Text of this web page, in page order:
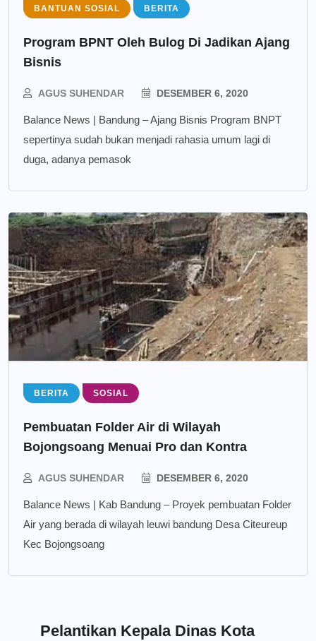
BANTUAN SOSIAL BERITA
Program BPNT Oleh Bulog Di Jadikan Ajang
Bisnis
AGUS SUHENDAR DESEMBER 6, 2020
Balance News | Bandung – Ajang Bisnis Program BNPT
sepertinya sudah bukan menjadi rahasia umum lagi di
duga, adanya pemasok
BERITA SOSIAL
Pembuatan Folder Air di Wilayah
Bojongsoang Menuai Pro dan Kontra
AGUS SUHENDAR DESEMBER 6, 2020
Balance News | Kab Bandung – Proyek pembuatan Folder
Air yang berada di wilayah leuwi bandung Desa Citeureup
Kec Bojongsoang
Pelantikan Kepala Dinas Kota